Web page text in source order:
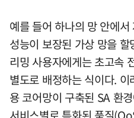
예를 들어 하나의 망 안에
성능이 보장된 가상 망을
리밍 사용자에게는 초고속
별도로 배정하는 식이다.
용 코어망이 구축된 SA 환